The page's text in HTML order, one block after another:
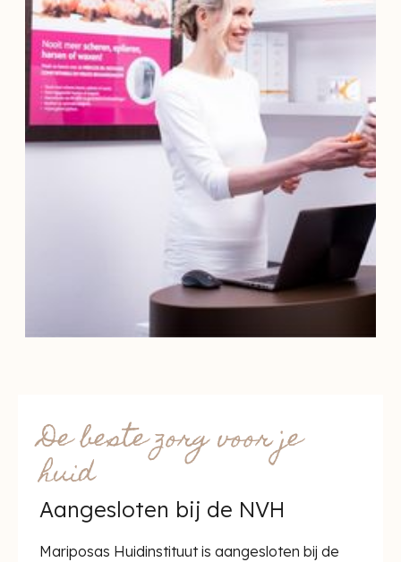
De beste zorg voor je
huid
Aangesloten bij de NVH
Mariposas Huidinstituut is aangesloten bij de